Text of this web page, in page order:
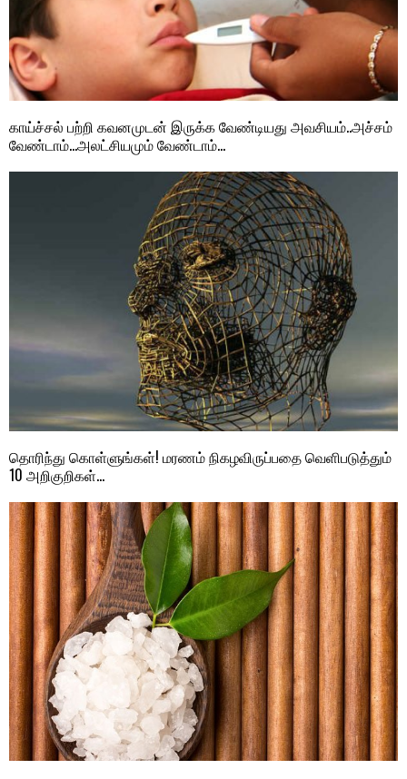
காய்ச்சல் பற்றி கவனமுடன் இருக்க வேண்டியது அவசியம்..அச்சம்
வேண்டாம்…அலட்சியமும் வேண்டாம்…
தொரிந்து கொள்ளுங்கள்! மரணம் நிகழவிருப்பதை வெளிபடுத்தும்
10 அறிகுறிகள்…